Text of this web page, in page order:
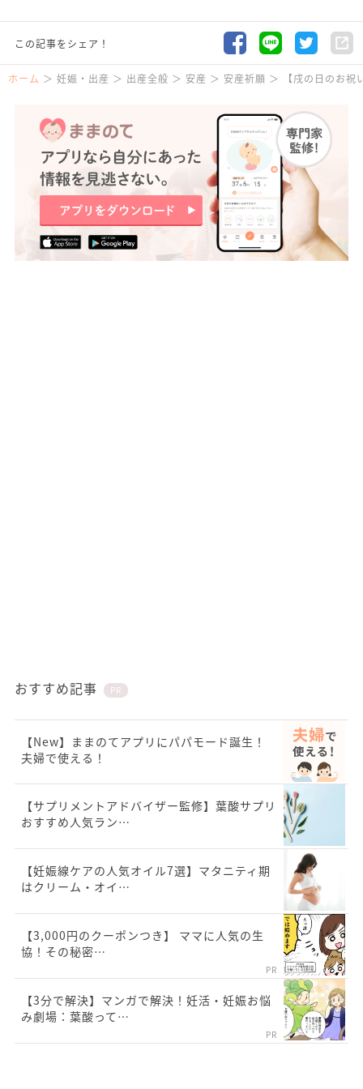
この記事をシェア！
ホーム 妊娠・出産 出産全般 安産 安産祈願 【戌の日のお
おすすめ記事 PR
【New】ままのてアプリにパパモード誕生！
夫婦で使える！
【サプリメントアドバイザー監修】葉酸サプリ
おすすめ人気ラン…
【妊娠線ケアの人気オイル7選】マタニティ期
はクリーム・オイ…
【3,000円のクーポンつき】 ママに人気の生
協！その秘密…
PR
【3分で解決】マンガで解決！妊活・妊娠お悩
み劇場：葉酸って…
PR